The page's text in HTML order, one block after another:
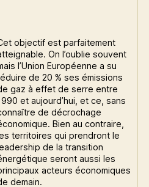
objectif est parfaitement
On l’oublie souvent
l’Union Européenne a su
de 20 % ses émissions
gaz à effet de serre entre
et aujourd’hui, et ce, sans
de décrochage
Bien au contraire,
territoires qui prendront le
de la transition
seront aussi les
acteurs économiques
demain.